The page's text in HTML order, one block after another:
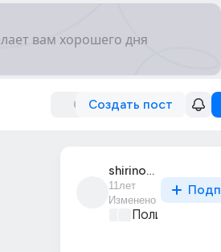
Создать пост
shirinov_turan
11лет
Изменено